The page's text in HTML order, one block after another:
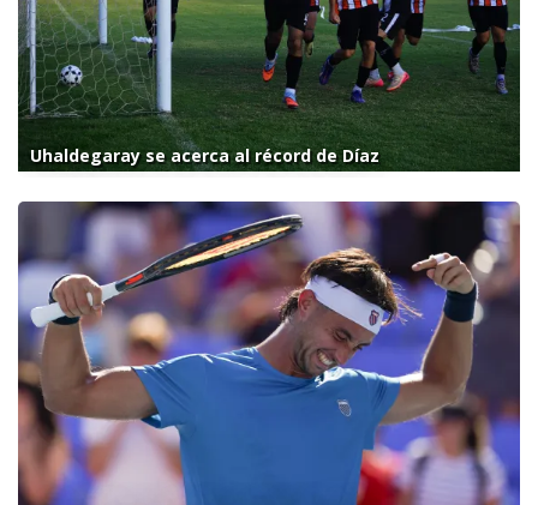
Uhaldegaray se acerca al récord de Díaz